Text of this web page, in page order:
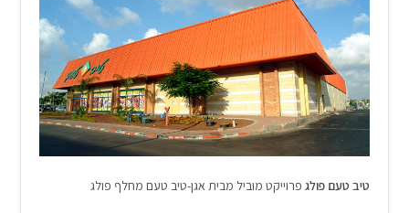
טיב טעם פולג פרוייקט מוביל מבית אגן-טיב טעם מחלף פולג